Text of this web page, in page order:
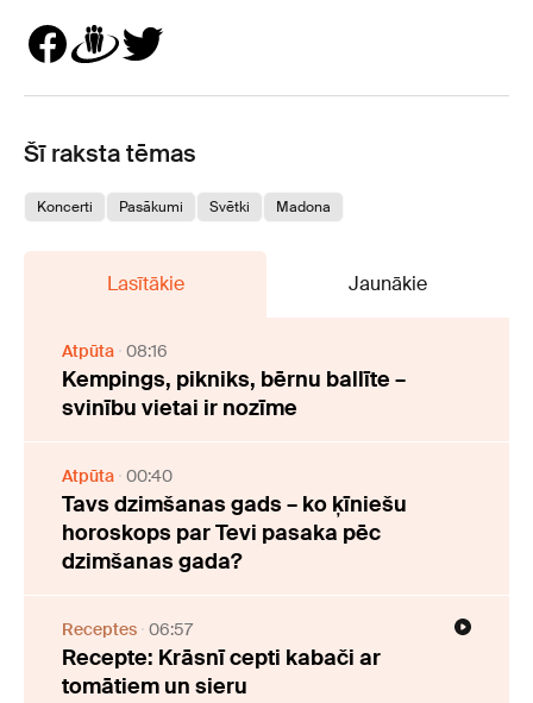
Šī raksta tēmas
Koncerti Pasākumi Svētki Madona
Lasītākie Jaunākie
Atpūta 08:16
Kempings, pikniks, bērnu ballīte –
svinību vietai ir nozīme
Atpūta 00:40
Tavs dzimšanas gads – ko ķīniešu
horoskops par Tevi pasaka pēc
dzimšanas gada?
Receptes 06:57
Recepte: Krāsnī cepti kabači ar
tomātiem un sieru